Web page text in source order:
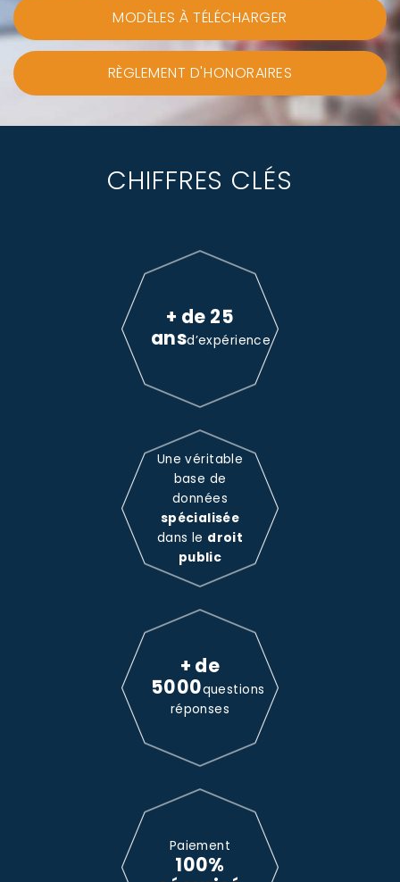
MODÈLES À TÉLÉCHARGER
RÈGLEMENT D'HONORAIRES
CHIFFRES CLÉS
+ de 25
ansd’expérience
Une véritable
base de
données
spécialisée
dans le droit
public
+ de
5000questions
réponses
Paiement
100%